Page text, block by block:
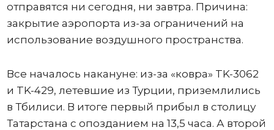
отправятся ни сегодня, ни завтра. Причина:
закрытие аэропорта из-за ограничений на
использование воздушного пространства.
Все началось накануне: из-за «ковра» TK-3062
и TK-429, летевшие из Турции, приземлились
в Тбилиси. В итоге первый прибыл в столицу
Татарстана с опозданием на 13,5 часа. А второй